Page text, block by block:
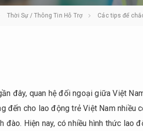
Thời Sự / Thông Tin Hỗ Trợ Các tips để
đây, quan hệ đối ngoại giữa Việt
đến cho lao động trẻ Việt Nam
đào. Hiện nay, có nhiều hình thức lao